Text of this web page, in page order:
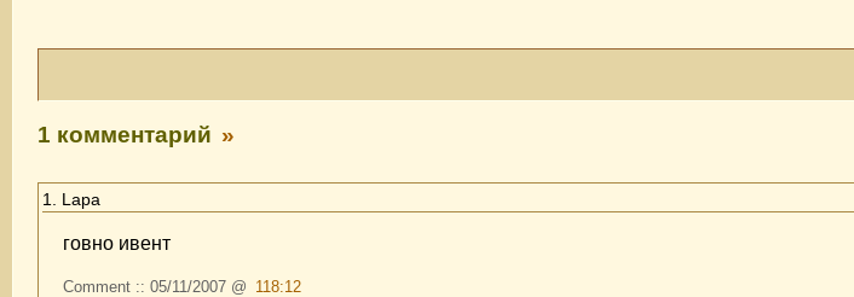
1 комментарий »
1. Lapa
говно ивент
Comment :: 05/11/2007 @ 118:12